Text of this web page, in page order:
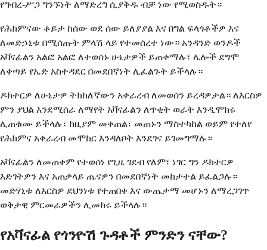
የግብረ-ሥጋ ግንኙነት ለማድረግ ሲያቅዱ ብቻ ነው የሚወስዱት።
የሕክምናው ቆይታ ከሰው ወደ ሰው ይለያያል እና በግል ፍላጎቶችዎ እና
ለመድኃኒቱ በሚሰጡት ምላሽ ላይ የተመሰረተ ነው። አንዳንድ ወንዶች
አቫናፊልን አልፎ አልፎ ለተወሰኑ ሁኔታዎች ይጠቀማሉ፣ ሌሎች ደግሞ
ለቀጣይ የኤድ አስተዳደር በመደበኛነት ሊፈልጉት ይችላሉ።
ዶክተርዎ ለሁኔታዎ ትክክለኛውን አቀራረብ ለመወሰን ይረዳዎታል። ለእርስዎ
ምን ያህል እንደሚሰራ ለማየት አቫናፊልን ለጥቂት ወራት እንዲሞክሩ
ሊጠቁሙ ይችላሉ፣ ከዚያም መቀጠል፣ መጠኑን ማስተካከል ወይም የተለየ
የሕክምና አቀራረብ መሞከር እንዳለቦት እንደገና ይገመግማሉ።
አቫናፊልን ለመጠቀም የተወሰነ የጊዜ ገደብ የለም፣ ነገር ግን ዶክተርዎ
እድገትዎን እና አጠቃላይ ጤናዎን በመደበኛነት መከታተል ይፈልጋሉ።
መድሃኒቱ ለእርስዎ ደህንነቱ የተጠበቀ እና ውጤታማ መሆኑን ለማረጋገጥ
ወቅታዊ ምርመራዎችን ሊመክሩ ይችላሉ።
የአቫናፊል የጎንዮሽ ጉዳቶች ምንድን ናቸው?